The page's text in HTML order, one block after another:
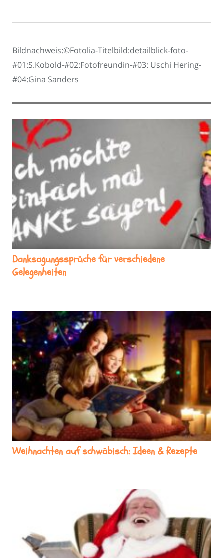
Bildnachweis:©Fotolia-Titelbild:detailblick-foto-
#01:S.Kobold-#02:Fotofreundin-#03: Uschi Hering-
#04:Gina Sanders
Danksagungssprüche für verschiedene
Gelegenheiten
Weihnachten auf schwäbisch: Ideen & Rezepte